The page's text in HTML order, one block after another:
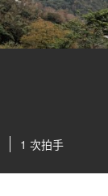
1 次拍手